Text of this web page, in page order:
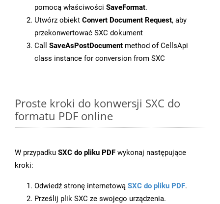
pomocą właściwości SaveFormat.
Utwórz obiekt Convert Document Request, aby
przekonwertować SXC dokument
Call SaveAsPostDocument method of CellsApi
class instance for conversion from SXC
Proste kroki do konwersji SXC do
formatu PDF online
W przypadku SXC do pliku PDF wykonaj następujące
kroki:
Odwiedź stronę internetową SXC do pliku PDF.
Prześlij plik SXC ze swojego urządzenia.